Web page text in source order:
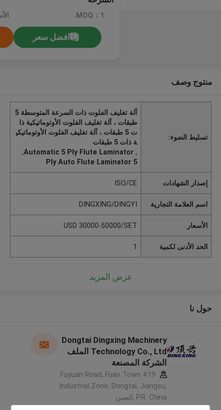
MOQ：1
افضل سعر
منتوج وصف
تسليط الضوء:
آلة تغليف الفلوت ذات السرعة المتوسطة 5
طبقات ، آلة تغليف الفلوت الأوتوماتيكية ذا
ت 5 طبقات ، آلة تغليف الفلوت الأوتوماتيكي
ة ذات 5 طبقات
,
Automatic 5 Ply Flute Laminator
,
5 Ply Auto Flute Laminator
إصدار الشهادات ISO/CE
اسم العلامة التجارية DINGXING/DINGYI
الأسعار USD 30000-50000/SET
الحد الأدنى لكمية 1
عرض المزيد
حول نا
Dongtai Dingxing Machinery
Technology Co., Ltd الملف
الشركة المصنعة
#19 Fuyuan Road, Fuan Town
Industrial Zone, Dongtai, Jiangsu,
P.R. China ,الصين